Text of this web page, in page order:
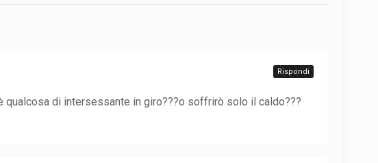
qualcosa di intersessante in giro???o soffrirò solo il caldo???
Rispondi